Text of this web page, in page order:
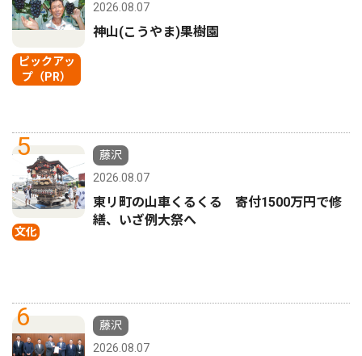
ピックアッ
プ（PR）
2026.08.07
神山(こうやま)果樹園
5
文化
藤沢
2026.08.07
東リ町の山車くるくる 寄付1500万円で修
繕、いざ例大祭へ
6
藤沢
2026.08.07